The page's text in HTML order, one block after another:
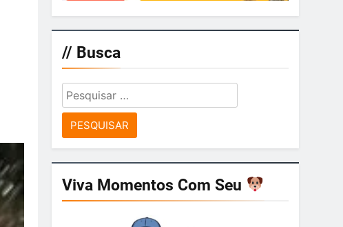
// Busca
Pesquisar
por:
Viva Momentos Com Seu